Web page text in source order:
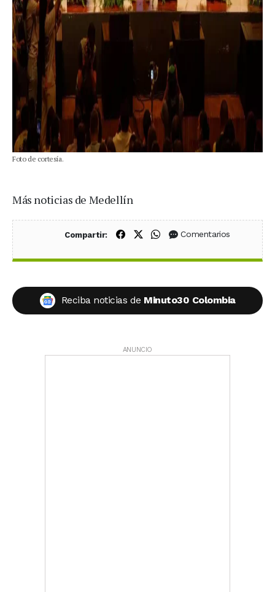
Foto de cortesía.
Más noticias de Medellín
Compartir: Compartir en Facebook
Compartir en X (Twitter)
Compartir en WhatsApp
Comentarios
Reciba noticias de Minuto30 Colombia
ANUNCIO